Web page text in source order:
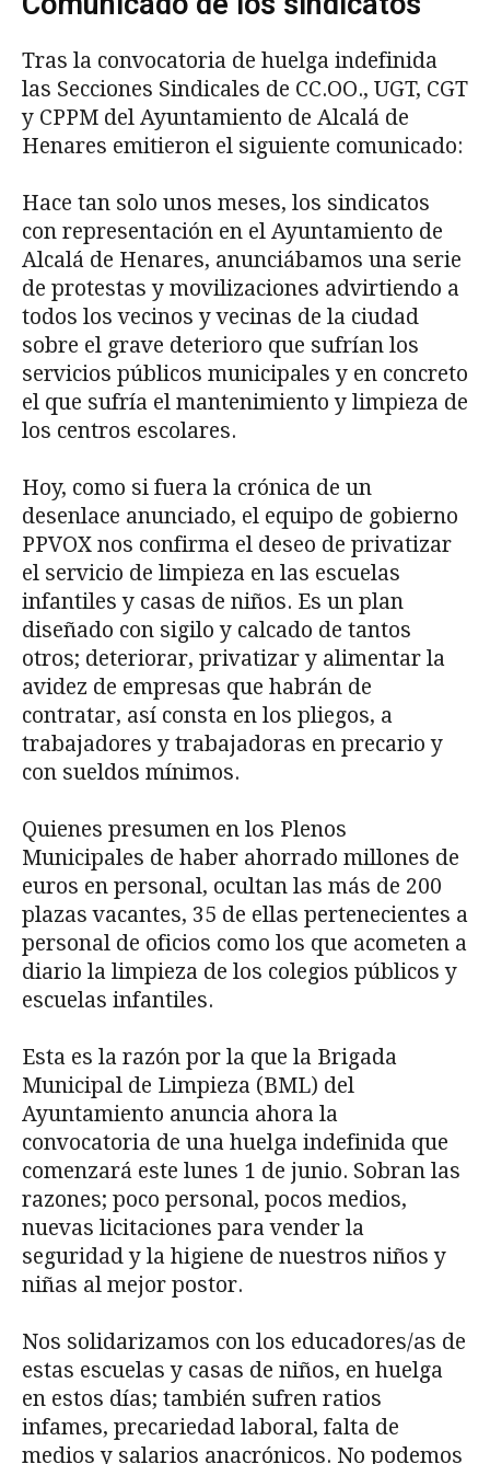
Tras la convocatoria de huelga indefinida
las Secciones Sindicales de CC.OO., UGT, CGT
y CPPM del Ayuntamiento de Alcalá de
Henares emitieron el siguiente comunicado:
Hace tan solo unos meses, los sindicatos
con representación en el Ayuntamiento de
Alcalá de Henares, anunciábamos una serie
de protestas y movilizaciones advirtiendo a
todos los vecinos y vecinas de la ciudad
sobre el grave deterioro que sufrían los
servicios públicos municipales y en concreto
el que sufría el mantenimiento y limpieza de
los centros escolares.
Hoy, como si fuera la crónica de un
desenlace anunciado, el equipo de gobierno
PPVOX nos confirma el deseo de privatizar
el servicio de limpieza en las escuelas
infantiles y casas de niños. Es un plan
diseñado con sigilo y calcado de tantos
otros; deteriorar, privatizar y alimentar la
avidez de empresas que habrán de
contratar, así consta en los pliegos, a
trabajadores y trabajadoras en precario y
con sueldos mínimos.
Quienes presumen en los Plenos
Municipales de haber ahorrado millones de
euros en personal, ocultan las más de 200
plazas vacantes, 35 de ellas pertenecientes a
personal de oficios como los que acometen a
diario la limpieza de los colegios públicos y
escuelas infantiles.
Esta es la razón por la que la Brigada
Municipal de Limpieza (BML) del
Ayuntamiento anuncia ahora la
convocatoria de una huelga indefinida que
comenzará este lunes 1 de junio. Sobran las
razones; poco personal, pocos medios,
nuevas licitaciones para vender la
seguridad y la higiene de nuestros niños y
niñas al mejor postor.
Nos solidarizamos con los educadores/as de
estas escuelas y casas de niños, en huelga
en estos días; también sufren ratios
infames, precariedad laboral, falta de
medios y salarios anacrónicos. No podemos